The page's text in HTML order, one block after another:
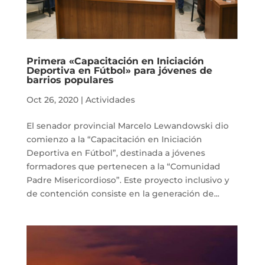
Primera «Capacitación en Iniciación
Deportiva en Fútbol» para jóvenes de
barrios populares
Oct 26, 2020| Actividades
El senador provincial Marcelo Lewandowski dio
comienzo a la “Capacitación en Iniciación
Deportiva en Fútbol”, destinada a jóvenes
formadores que pertenecen a la “Comunidad
Padre Misericordioso”. Este proyecto inclusivo y
de contención consiste en la generación de...